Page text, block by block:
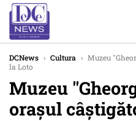
DCNews › Cultura › Muzeu
la Loto
Muzeu
oraşul